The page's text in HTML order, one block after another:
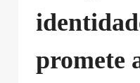
promete